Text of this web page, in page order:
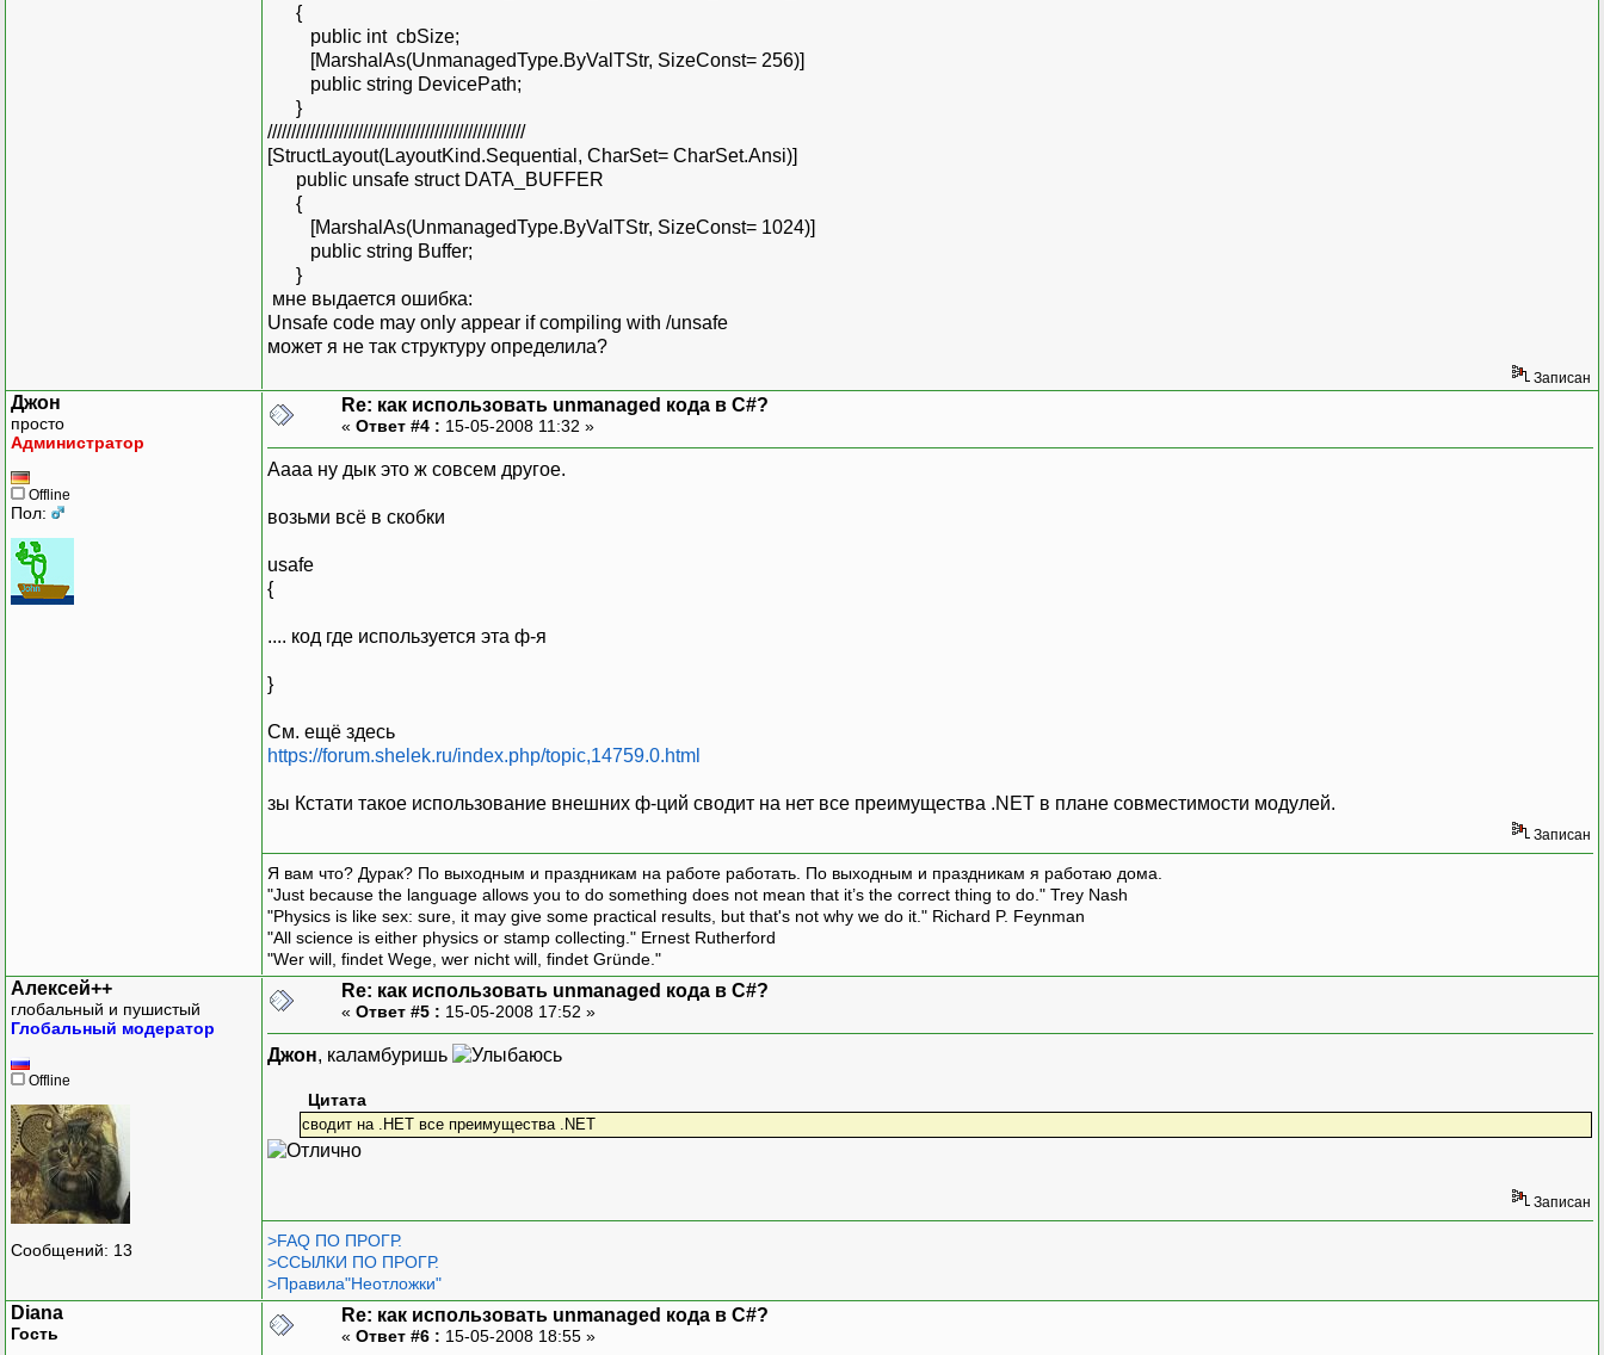
{
public int cbSize;
[MarshalAs(UnmanagedType.ByValTStr, SizeConst= 256)]
public string DevicePath;
}
//////////////////////////////////////////////////////
[StructLayout(LayoutKind.Sequential, CharSet= CharSet.Ansi)]
public unsafe struct DATA_BUFFER
{
[MarshalAs(UnmanagedType.ByValTStr, SizeConst= 1024)]
public string Buffer;
}
мне выдается ошибка:
Unsafe code may only appear if compiling with /unsafe
может я не так структуру определила?
Записан
Джон
просто
Администратор
Offline
Пол:
Re: как использовать unmanaged кода в C#?
« Ответ #4 : 15-05-2008 11:32 »
Аааа ну дык это ж совсем другое.
возьми всё в скобки
usafe
{
.... код где используется эта ф-я
}
См. ещё здесь
https://forum.shelek.ru/index.php/topic,14759.0.html
зы Кстати такое использование внешних ф-ций сводит на нет все преимущества .NET в плане совместимости модулей.
Записан
Я вам что? Дурак? По выходным и праздникам на работе работать. По выходным и праздникам я работаю дома.
"Just because the language allows you to do something does not mean that it’s the correct thing to do." Trey Nash
"Physics is like sex: sure, it may give some practical results, but that's not why we do it." Richard P. Feynman
"All science is either physics or stamp collecting." Ernest Rutherford
"Wer will, findet Wege, wer nicht will, findet Gründe."
Алексей++
глобальный и пушистый
Глобальный модератор
Offline
Сообщений: 13
Re: как использовать unmanaged кода в C#?
« Ответ #5 : 15-05-2008 17:52 »
Джон, каламбуришь
Цитата
сводит на .НЕТ все преимущества .NET
Записан
>FAQ ПО ПРОГР.
>ССЫЛКИ ПО ПРОГР.
>Правила"Неотложки"
Diana
Гость
Re: как использовать unmanaged кода в C#?
« Ответ #6 : 15-05-2008 18:55 »